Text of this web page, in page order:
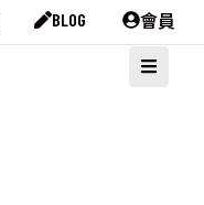
BLOG 會員